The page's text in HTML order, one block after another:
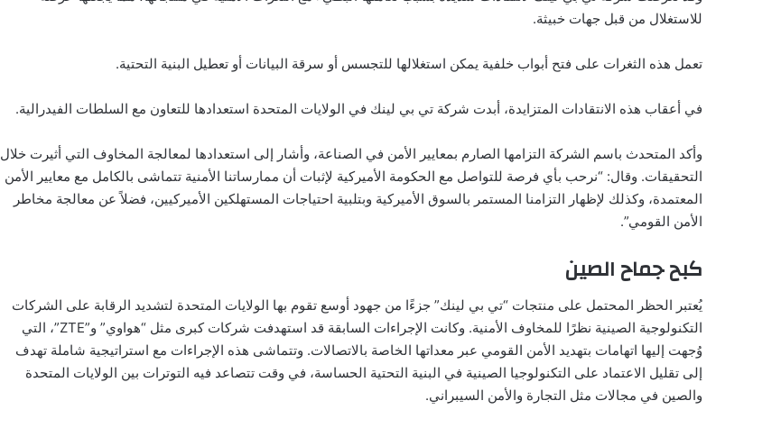
للاستغلال من قبل جهات خبيثة.
تعمل هذه الثغرات على فتح أبواب خلفية يمكن استغلالها للتجسس أو سرقة البيانات أو تعطيل البنية التحتية.
في أعقاب هذه الانتقادات المتزايدة، أبدت شركة تي بي لينك في الولايات المتحدة استعدادها للتعاون مع السلطات الفيدرالية.
وأكد المتحدث باسم الشركة التزامها الصارم بمعايير الأمن في الصناعة، وأشار إلى استعدادها لمعالجة المخاوف التي أثيرت خلال
التحقيقات. وقال: “نرحب بأي فرصة للتواصل مع الحكومة الأميركية لإثبات أن ممارساتنا الأمنية تتماشى بالكامل مع معايير الأمن
المعتمدة، وكذلك لإظهار التزامنا المستمر بالسوق الأميركية وبتلبية احتياجات المستهلكين الأميركيين، فضلاً عن معالجة مخاطر
الأمن القومي”.
كبح جماح الصين
يُعتبر الحظر المحتمل على منتجات “تي بي لينك” جزءًا من جهود أوسع تقوم بها الولايات المتحدة لتشديد الرقابة على الشركات
التكنولوجية الصينية نظرًا للمخاوف الأمنية. وكانت الإجراءات السابقة قد استهدفت شركات كبرى مثل “هواوي” و”ZTE”، التي
وُجهت إليها اتهامات بتهديد الأمن القومي عبر معداتها الخاصة بالاتصالات. وتتماشى هذه الإجراءات مع استراتيجية شاملة تهدف
إلى تقليل الاعتماد على التكنولوجيا الصينية في البنية التحتية الحساسة، في وقت تتصاعد فيه التوترات بين الولايات المتحدة
والصين في مجالات مثل التجارة والأمن السيبراني.